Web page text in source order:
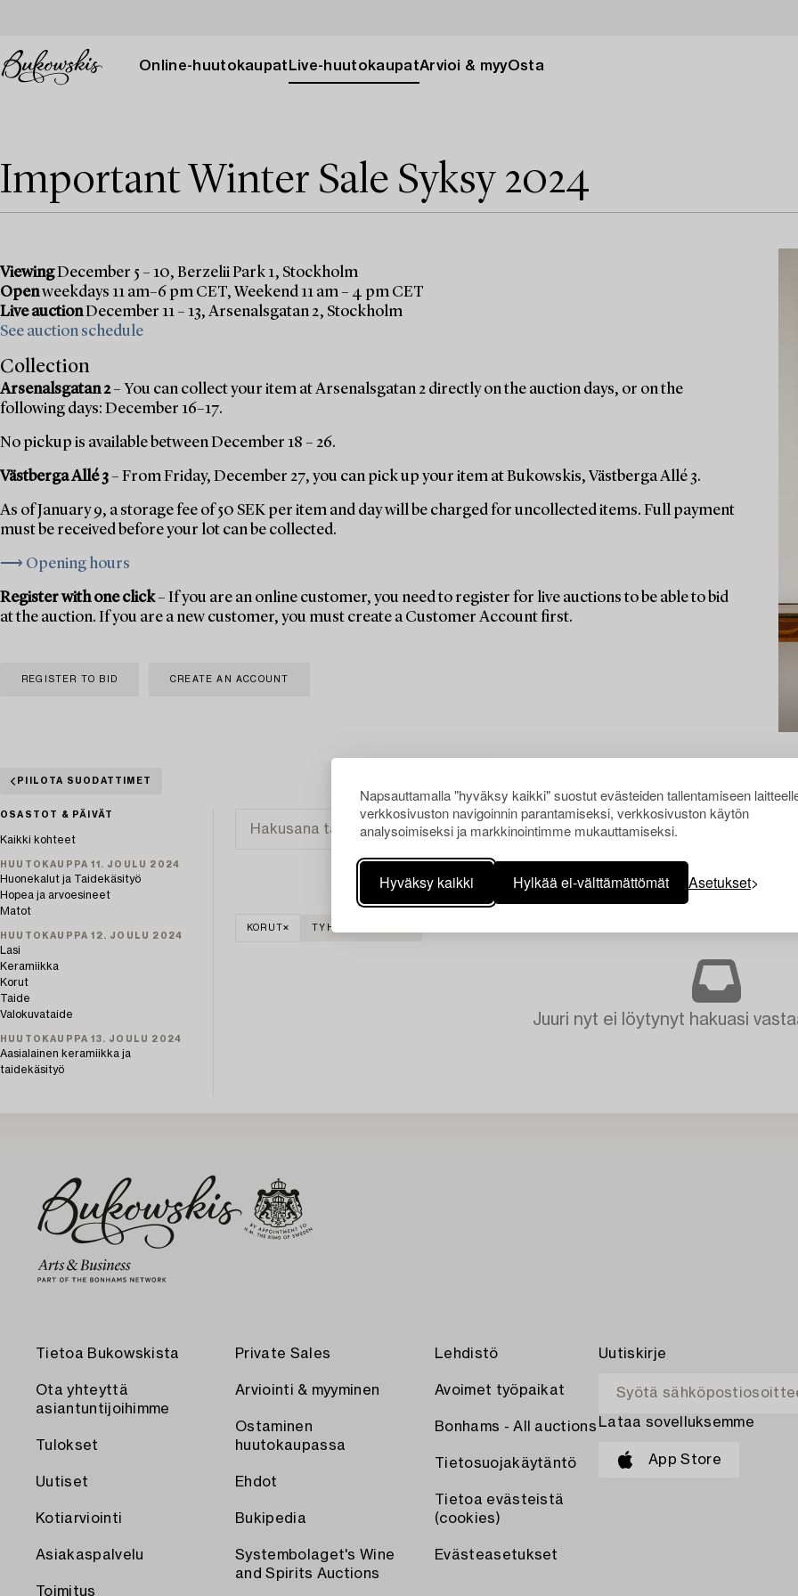
Napsauttamalla "hyväksy kaikki" suostut evästeiden tallentamiseen
verkkosivuston navigoinnin parantamiseksi, verkkosivuston käytön
analysoimiseksi ja markkinointimme mukauttamiseksi.
Hyväksy kaikki Hylkää ei-välttämättömät Asetukset
Online-huutokaupat Live-huutokaupatArvioi & myyOsta
Important Winter Sale Syksy 2024
ViewingDecember 5 – 10, Berzelii Park 1, Stockholm
Openweekdays 11 am–6 pm CET, Weekend 11 am – 4 pm CET
Live auctionDecember 11 – 13, Arsenalsgatan 2, Stockholm
See auction schedule
Collection
Arsenalsgatan 2– You can collect your item at Arsenalsgatan 2 directly on the auction days, or on the
following days: December 16–17.
No pickup is available between December 18 – 26.
Västberga Allé 3– From Friday, December 27, you can pick up your item at Bukowskis, Västberga Allé 3.
As of January 9, a storage fee of 50 SEK per item and day will be charged for uncollected items. Full payment
must be received before your lot can be collected.
⟶ Opening hours
Register with one click– If you are an online customer, you need to register for live auctions to be able to bid
at the auction. If you are a new customer, you must create a Customer Account first.
REGISTER TO BID CREATE AN ACCOUNT
PIILOTA SUODATTIMET
OSASTOT & PÄIVÄT
Kaikki kohteet
HUUTOKAUPPA 11. JOULU 2024
Huonekalut ja Taidekäsityö
Hopea ja arvoesineet
Matot
HUUTOKAUPPA 12. JOULU 2024
Lasi
Keramiikka
Korut
Taide
Valokuvataide
HUUTOKAUPPA 13. JOULU 2024
Aasialainen keramiikka ja
taidekäsityö
KORUT TYHJENNÄ KAIKKI
Juuri nyt ei löytynyt hakuasi
Tietoa Bukowskista
Ota yhteyttä
asiantuntijoihimme
Tulokset
Uutiset
Kotiarviointi
Asiakaspalvelu
Toimitus
Private Sales
Arviointi & myyminen
Ostaminen
huutokaupassa
Ehdot
Bukipedia
Systembolaget's Wine
and Spirits Auctions
Lehdistö
Avoimet työpaikat
Bonhams - All auctions
Tietosuojakäytäntö
Tietoa evästeistä
(cookies)
Evästeasetukset
Uutiskirje
Lataa sovelluksemme
App Store